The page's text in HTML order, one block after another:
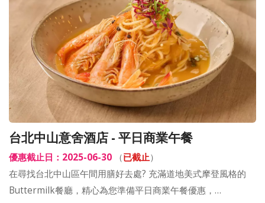
台北中山意舍酒店 - 平日商業午餐
優惠截止日：2025-06-30 （已截止）
在尋找台北中山區午間用膳好去處? 充滿道地美式摩登風格的
Buttermilk餐廳，精心為您準備平日商業午餐優惠，…